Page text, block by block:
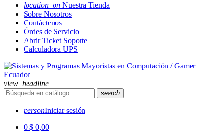
location_on Nuestra Tienda
Sobre Nosotros
Contáctenos
Órdes de Servicio
Abrir Ticket Soporte
Calculadora UPS
view_headline
search
personIniciar sesión
0 $ 0,00